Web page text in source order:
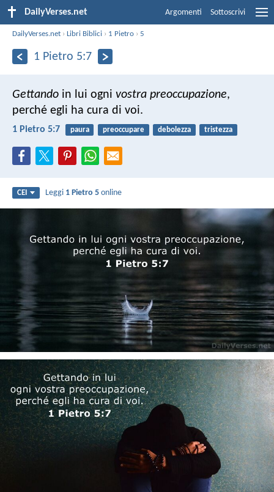
DailyVerses.net Argomenti Sottoscrivi
DailyVerses.net ›Libri Biblici › 1 Pietro ›5
1 Pietro 5:7
Gettando in lui ogni vostra preoccupazione,
perché egli ha cura di voi.
1 Pietro 5:7 paura preoccupare debolezza tristezza
CEI Leggi 1 Pietro 5 online